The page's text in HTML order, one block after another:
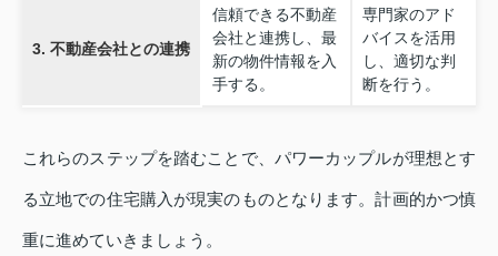
3. 不動産会社との連携
信頼できる不動産
会社と連携し、最
新の物件情報を入
手する。
専門家のアド
バイスを活用
し、適切な判
断を行う。
これらのステップを踏むことで、パワーカップルが理想とす
る立地での住宅購入が現実のものとなります。計画的かつ慎
重に進めていきましょう。